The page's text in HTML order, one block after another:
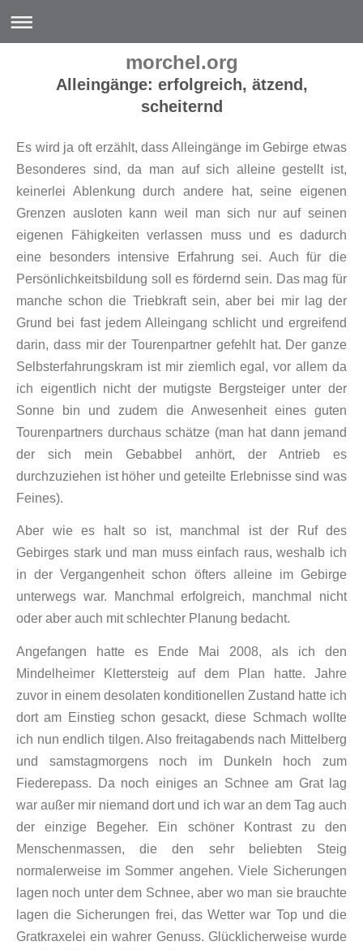
morchel.org
Alleingänge: erfolgreich, ätzend,
scheiternd
Es wird ja oft erzählt, dass Alleingänge im Gebirge etwas
Besonderes sind, da man auf sich alleine gestellt ist,
keinerlei Ablenkung durch andere hat, seine eigenen
Grenzen ausloten kann weil man sich nur auf seinen
eigenen Fähigkeiten verlassen muss und es dadurch
eine besonders intensive Erfahrung sei. Auch für die
Persönlichkeitsbildung soll es fördernd sein. Das mag für
manche schon die Triebkraft sein, aber bei mir lag der
Grund bei fast jedem Alleingang schlicht und ergreifend
darin, dass mir der Tourenpartner gefehlt hat. Der ganze
Selbsterfahrungskram ist mir ziemlich egal, vor allem da
ich eigentlich nicht der mutigste Bergsteiger unter der
Sonne bin und zudem die Anwesenheit eines guten
Tourenpartners durchaus schätze (man hat dann jemand
der sich mein Gebabbel anhört, der Antrieb es
durchzuziehen ist höher und geteilte Erlebnisse sind was
Feines).
Aber wie es halt so ist, manchmal ist der Ruf des
Gebirges stark und man muss einfach raus, weshalb ich
in der Vergangenheit schon öfters alleine im Gebirge
unterwegs war. Manchmal erfolgreich, manchmal nicht
oder aber auch mit schlechter Planung bedacht.
Angefangen hatte es Ende Mai 2008, als ich den
Mindelheimer Klettersteig auf dem Plan hatte. Jahre
zuvor in einem desolaten konditionellen Zustand hatte ich
dort am Einstieg schon gesackt, diese Schmach wollte
ich nun endlich tilgen. Also freitagabends nach Mittelberg
und samstagmorgens noch im Dunkeln hoch zum
Fiederepass. Da noch einiges an Schnee am Grat lag
war außer mir niemand dort und ich war an dem Tag auch
der einzige Begeher. Ein schöner Kontrast zu den
Menschenmassen, die den sehr beliebten Steig
normalerweise im Sommer angehen. Viele Sicherungen
lagen noch unter dem Schnee, aber wo man sie brauchte
lagen die Sicherungen frei, das Wetter war Top und die
Gratkraxelei ein wahrer Genuss. Glücklicherweise wurde